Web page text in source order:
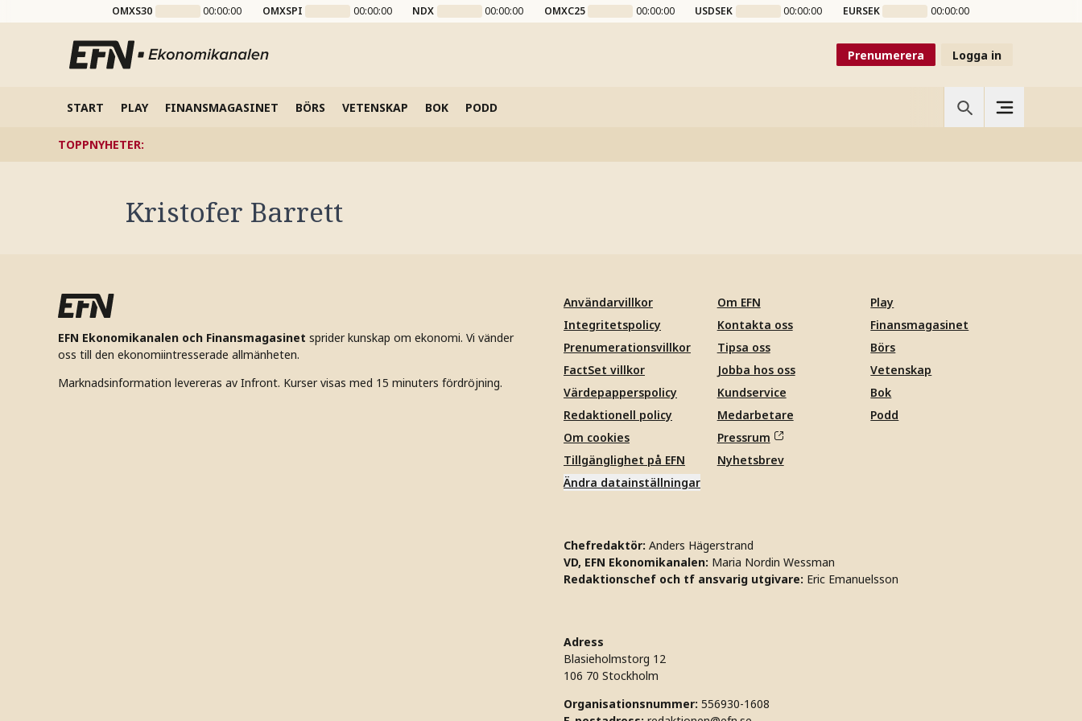
OMXS30 00:00:00 OMXSPI 00:00:00 NDX 00:00:00 OMXC25 00:00:00 USDSEK 00:00:00 EURSEK 00:00:00
Prenumerera Logga in
START PLAY FINANSMAGASINET BÖRS VETENSKAP BOK PODD
TOPPNYHETER:
Kristofer Barrett
EFN Ekonomikanalen och Finansmagasinet sprider kunskap om ekonomi. Vi vänder
oss till den ekonomiintresserade allmänheten.
Marknadsinformation levereras av Infront. Kurser visas med 15 minuters fördröjning.
Användarvillkor
Integritetspolicy
Prenumerationsvillkor
FactSet villkor
Värdepapperspolicy
Redaktionell policy
Om cookies
Tillgänglighet på EFN
Ändra datainställningar
Om EFN
Kontakta oss
Tipsa oss
Jobba hos oss
Kundservice
Medarbetare
Pressrum
Nyhetsbrev
Play
Finansmagasinet
Börs
Vetenskap
Bok
Podd
Chefredaktör: Anders Hägerstrand
VD, EFN Ekonomikanalen: Maria Nordin Wessman
Redaktionschef och tf ansvarig utgivare: Eric Emanuelsson
Adress
Blasieholmstorg 12
106 70 Stockholm
Organisationsnummer: 556930-1608